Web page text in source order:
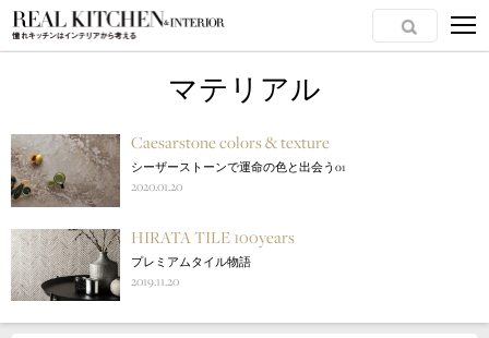
マテリアル
Caesarstone colors & texture
シーザーストーンで運命の色と出会う01
2020.01.20
HIRATA TILE 100years
プレミアムタイル物語
2019.11.20